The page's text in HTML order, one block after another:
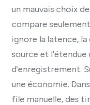
un mauvais choix
compare
ignore la latence,
source et l'étendue
d'enregistrement.
une économie.
file manuelle, des